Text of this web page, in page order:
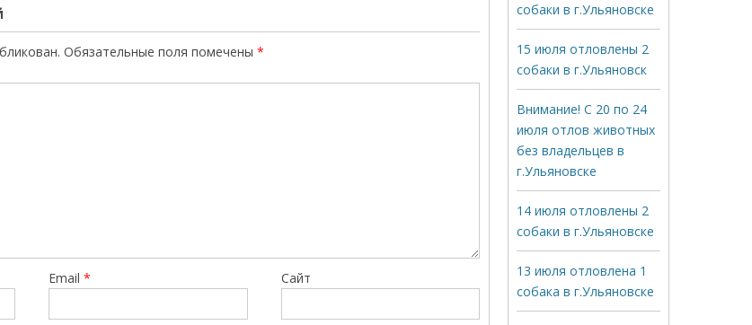
Обязательные поля помечены *
Email* Сайт
собаки в г.Ульяновске
15 июля отловлены 2
собаки в г.Ульяновск
Внимание! С 20 по 24
июля отлов животных
без владельцев в
г.Ульяновске
14 июля отловлены 2
собаки в г.Ульяновске
13 июля отловлена 1
собака в г.Ульяновске